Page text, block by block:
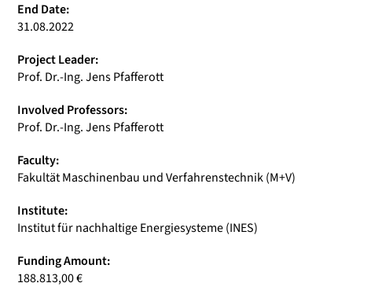
End Date:
31.08.2022
Project Leader:
Prof. Dr.-Ing. Jens Pfafferott
Involved Professors:
Prof. Dr.-Ing. Jens Pfafferott
Faculty:
Fakultät Maschinenbau und Verfahrenstechnik (M+V)
Institute:
Institut für nachhaltige Energiesysteme (INES)
Funding Amount:
188.813,00 €